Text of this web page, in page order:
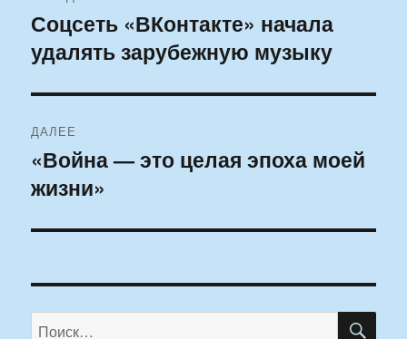
по
записям
Предыдущая
запись:
Соцсеть «ВКонтакте» начала
удалять зарубежную музыку
ДАЛЕЕ
Следующая
запись:
«Война — это целая эпоха моей
жизни»
Искать: